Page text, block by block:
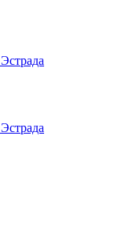
Эстрада
Эстрада